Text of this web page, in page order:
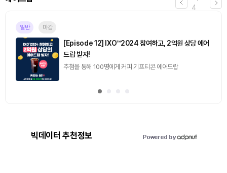
4
마감
[토큰포스트] 기사 퀴즈 658회차
2026.08.07 (금) ~ 2026.08.08 (토)
빅데이터 추천정보